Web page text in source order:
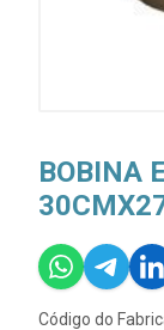
BOBINA
Código do